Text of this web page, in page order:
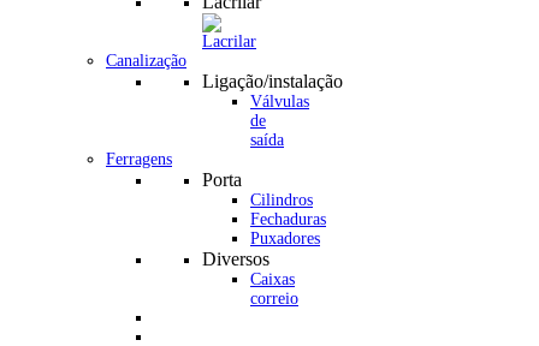
Canalização
Ligação/instalação
Válvulas
de
saída
Ferragens
Porta
Cilindros
Fechaduras
Puxadores
Diversos
Caixas
correio